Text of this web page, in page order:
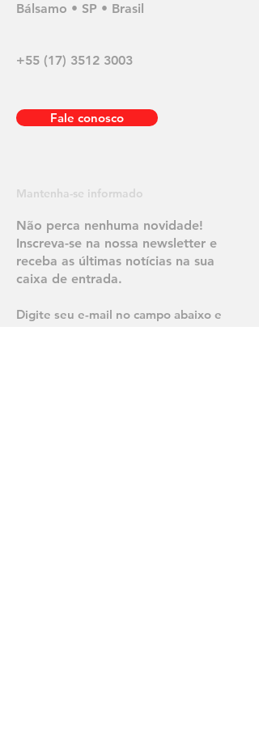
Bálsamo • SP • Brasil
+55 (17) 3512 3003
Fale conosco
Mantenha-se informado
Não perca nenhuma novidade!
Inscreva-se na nossa newsletter e
receba as últimas notícias na sua
caixa de entrada.
Digite seu e-mail no campo abaixo e